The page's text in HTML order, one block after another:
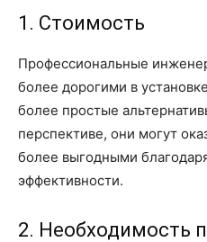
1. Стоимость
Профессиональные
более дорогими в
более простые
перспективе, они могут
более выгодными
эффективности.
2. Необходимость